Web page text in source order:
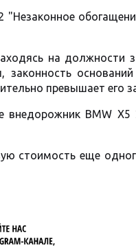
"Незаконное
на должности
законность
превышает его
внедорожник BMW
стоимость еще